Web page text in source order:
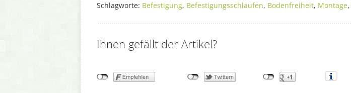
Schlagworte: Befestigung, Befestigungsschlaufen, Bodenfreiheit, Montage,
Ihnen gefällt der Artikel?